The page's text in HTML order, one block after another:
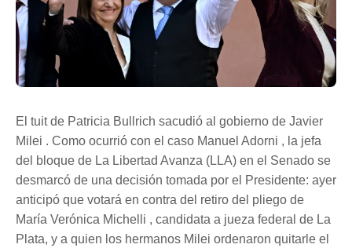
El tuit de Patricia Bullrich sacudió al gobierno de Javier
Milei . Como ocurrió con el caso Manuel Adorni , la jefa
del bloque de La Libertad Avanza (LLA) en el Senado se
desmarcó de una decisión tomada por el Presidente: ayer
anticipó que votará en contra del retiro del pliego de
María Verónica Michelli , candidata a jueza federal de La
Plata, y a quien los hermanos Milei ordenaron quitarle el